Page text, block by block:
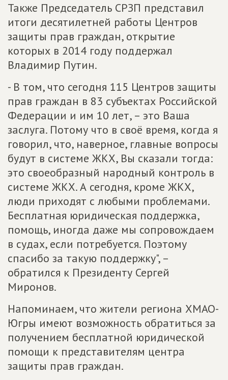
Также Председатель СРЗП представил
итоги десятилетней работы Центров
защиты прав граждан, открытие
которых в 2014 году поддержал
Владимир Путин.
- В том, что сегодня 115 Центров защиты
прав граждан в 83 субъектах Российской
Федерации и им 10 лет, – это Ваша
заслуга. Потому что в своё время, когда я
говорил, что, наверное, главные вопросы
будут в системе ЖКХ, Вы сказали тогда:
это своеобразный народный контроль в
системе ЖКХ. А сегодня, кроме ЖКХ,
люди приходят с любыми проблемами.
Бесплатная юридическая поддержка,
помощь, иногда даже мы сопровождаем
в судах, если потребуется. Поэтому
спасибо за такую поддержку", –
обратился к Президенту Сергей
Миронов.
Напоминаем, что жители региона ХМАО-
Югры имеют возможность обратиться за
получением бесплатной юридической
помощи к представителям центра
защиты прав граждан.